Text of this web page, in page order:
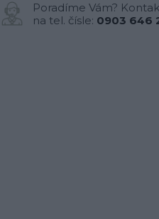
Poradíme Vám?
na tel. čísle: 0903 646